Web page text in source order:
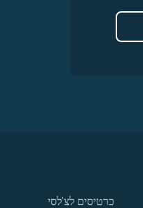
כרטיסים לצ'לסי